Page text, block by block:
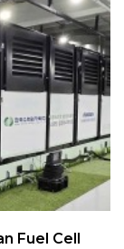
Fuel Cell